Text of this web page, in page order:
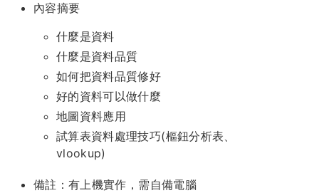
內容摘要
什麼是資料
什麼是資料品質
如何把資料品質修好
好的資料可以做什麼
地圖資料應用
試算表資料處理技巧(樞鈕分析表、
vlookup)
備註：有上機實作，需自備電腦